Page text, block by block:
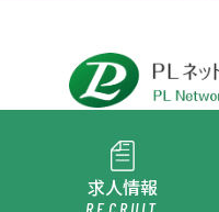
求人情報
RECRUIT
Copyright(C) 2015 PL